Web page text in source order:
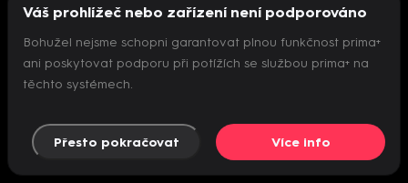
Nepodařilo se inicializovat přehrávač
Váš prohlížeč nebo zařízení není podporováno
Bohužel nejsme schopni garantovat plnou funkčnost prima+
ani poskytovat podporu při potížích se službou prima+ na
těchto systémech.
Přesto pokračovat Více info